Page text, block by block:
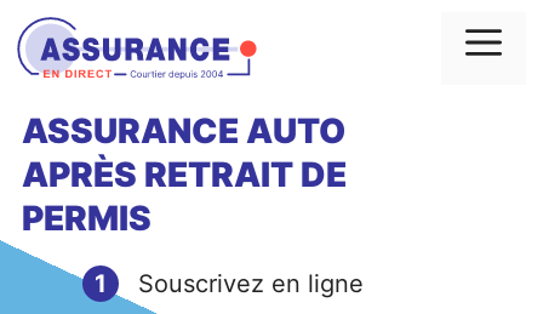
Aller
au
contenu
ASSURANCE AUTO
APRÈS RETRAIT DE
PERMIS
1
Souscrivez en ligne